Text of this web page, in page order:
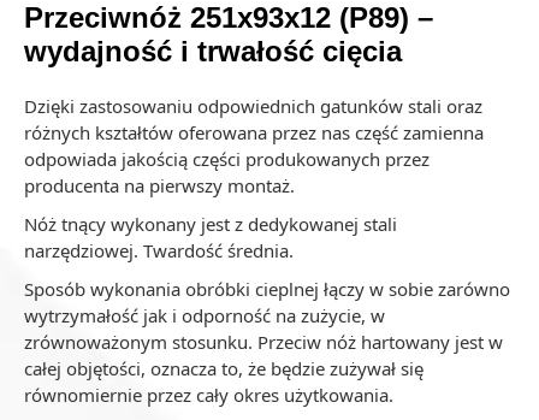
Przeciwnóż 251x93x12 (P89) –
wydajność i trwałość cięcia
Dzięki zastosowaniu odpowiednich gatunków stali oraz
różnych kształtów oferowana przez nas część zamienna
odpowiada jakością części produkowanych przez
producenta na pierwszy montaż.
Nóż tnący wykonany jest z dedykowanej stali
narzędziowej. Twardość średnia.
Sposób wykonania obróbki cieplnej łączy w sobie zarówno
wytrzymałość jak i odporność na zużycie, w
zrównoważonym stosunku. Przeciw nóż hartowany jest w
całej objętości, oznacza to, że będzie zużywał się
równomiernie przez cały okres użytkowania.